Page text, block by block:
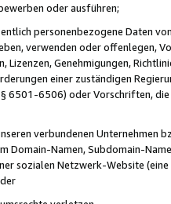
oder ausführen;
personenbezogene Daten
verwenden oder offenlegen,
Lizenzen, Genehmigungen,
einer zuständigen
6501-6506) oder Vorschriften,
verbundenen Unternehmen
Domain-Namen, Subdomain-
sozialen Netzwerk-Website